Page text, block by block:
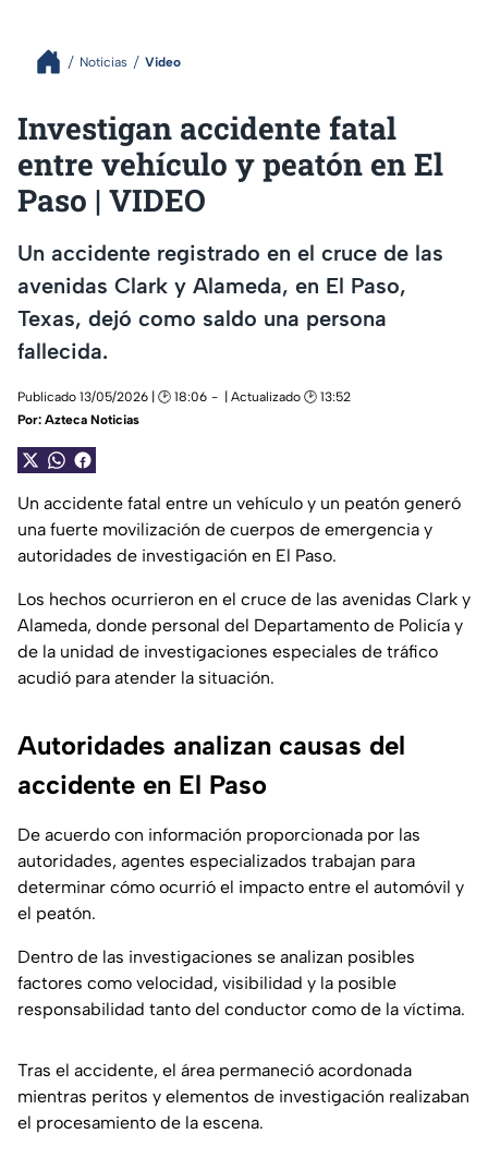
Noticias Video
Investigan accidente fatal
entre vehículo y peatón en El
Paso | VIDEO
Un accidente registrado en el cruce de las
avenidas Clark y Alameda, en El Paso,
Texas, dejó como saldo una persona
fallecida.
Publicado 13/05/2026 | 🕑 18:06
| Actualizado 🕑 13:52
Por: Azteca Noticias
Un accidente fatal entre un vehículo y un peatón generó
una fuerte movilización de cuerpos de emergencia y
autoridades de investigación en El Paso.
Los hechos ocurrieron en el cruce de las avenidas Clark y
Alameda, donde personal del Departamento de Policía y
de la unidad de investigaciones especiales de tráfico
acudió para atender la situación.
Autoridades analizan causas del
accidente en El Paso
De acuerdo con información proporcionada por las
autoridades, agentes especializados trabajan para
determinar cómo ocurrió el impacto entre el automóvil y
el peatón.
Dentro de las investigaciones se analizan posibles
factores como velocidad, visibilidad y la posible
responsabilidad tanto del conductor como de la víctima.
Tras el accidente, el área permaneció acordonada
mientras peritos y elementos de investigación realizaban
el procesamiento de la escena.